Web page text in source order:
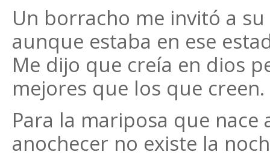
Un borracho me invitó a
aunque estaba en ese
Me dijo que creía en dios
mejores que los que creen.
Para la mariposa que
anochecer no existe la